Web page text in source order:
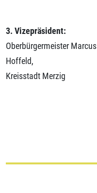
3. Vizepräsident:
Oberbürgermeister Marcus
Hoffeld,
Kreisstadt Merzig